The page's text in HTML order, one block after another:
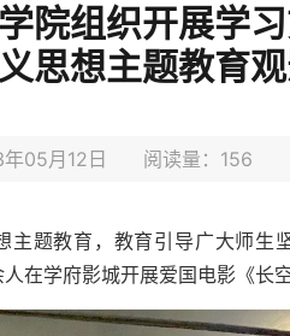
组织开展学
思想主题教育
年05月12日 阅读量： 156
题教育，教育引导广大师生
在学府影城开展爱国电影《长